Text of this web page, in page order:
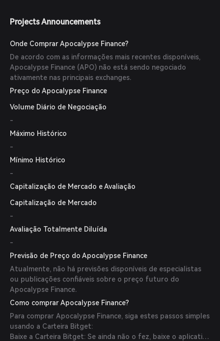
Projects Announcements
Onde Comprar Apocalypse Finance?
De acordo com as informações mais recentes disponíveis,
Apocalypse Finance (APO) não está sendo negociado
ativamente nas principais exchanges.
Preço do Apocalypse Finance
Volume Diário de Negociação
-
Máximo Histórico
-
Mínimo Histórico
-
Capitalização de Mercado e Avaliação
Capitalização de Mercado
-
Avaliação Totalmente Diluída
-
Previsão de Preço do Apocalypse Finance
Atualmente, não há previsões disponíveis de especialistas
ou publicações confiáveis sobre o preço futuro do
Apocalypse Finance.
Como comprar Apocalypse Finance?
Para comprar Apocalypse Finance, siga estes passos simples
usando a Carteira Bitget:
Baixe a Carteira Bitget: Se ainda não o fez, baixe o aplicativo